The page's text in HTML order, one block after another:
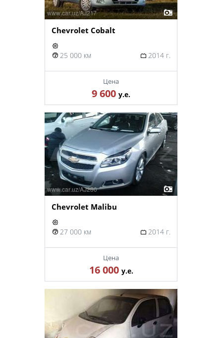
Chevrolet Cobalt
25 000 км 2014 г.
Цена
9 600 у.е.
Chevrolet Malibu
27 000 км 2014 г.
Цена
16 000 у.е.